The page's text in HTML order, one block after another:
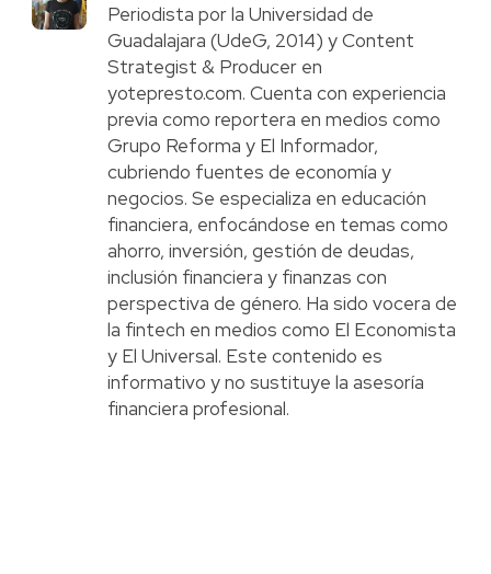
Periodista por la Universidad de
Guadalajara (UdeG, 2014) y Content
Strategist & Producer en
yotepresto.com. Cuenta con experiencia
previa como reportera en medios como
Grupo Reforma y El Informador,
cubriendo fuentes de economía y
negocios. Se especializa en educación
financiera, enfocándose en temas como
ahorro, inversión, gestión de deudas,
inclusión financiera y finanzas con
perspectiva de género. Ha sido vocera de
la fintech en medios como El Economista
y El Universal. Este contenido es
informativo y no sustituye la asesoría
financiera profesional.